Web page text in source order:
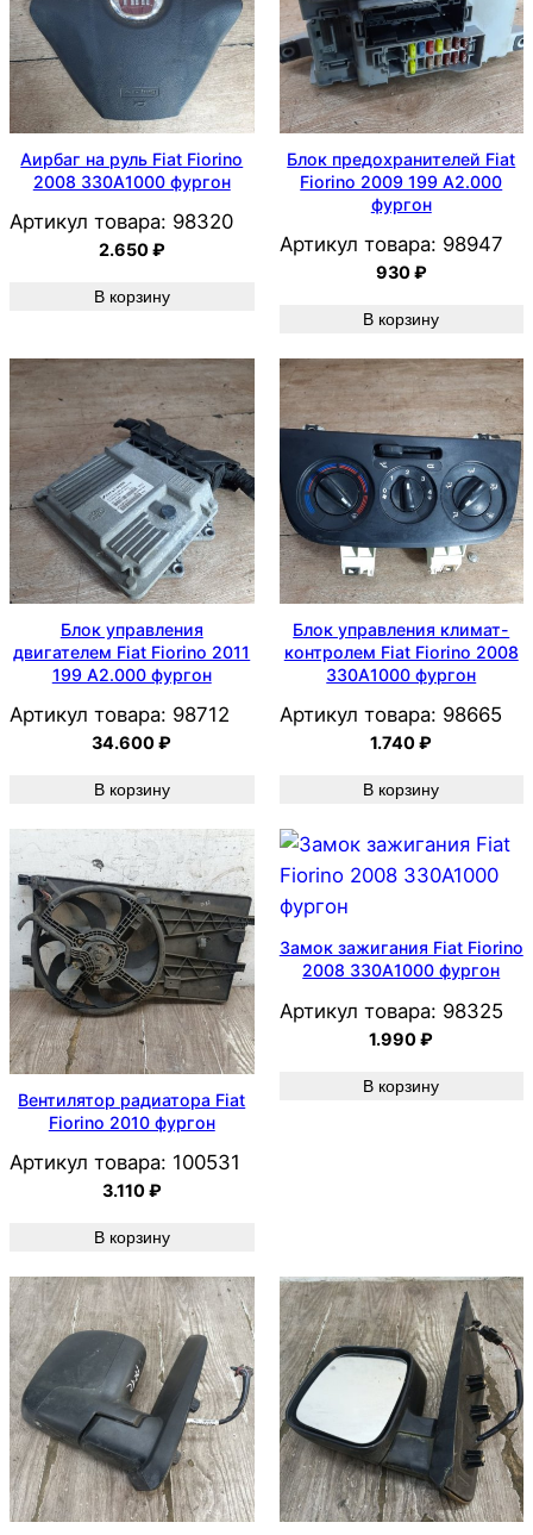
Аирбаг на руль Fiat Fiorino
2008 330A1000 фургон
Артикул товара: 98320
2.650₽
В корзину
Блок предохранителей Fiat
Fiorino 2009 199 A2.000
фургон
Артикул товара: 98947
930₽
В корзину
Блок управления
двигателем Fiat Fiorino 2011
199 A2.000 фургон
Артикул товара: 98712
34.600₽
В корзину
Блок управления климат-
контролем Fiat Fiorino 2008
330A1000 фургон
Артикул товара: 98665
1.740₽
В корзину
Вентилятор радиатора Fiat
Fiorino 2010 фургон
Артикул товара: 100531
3.110₽
В корзину
Замок зажигания Fiat Fiorino
2008 330A1000 фургон
Артикул товара: 98325
1.990₽
В корзину